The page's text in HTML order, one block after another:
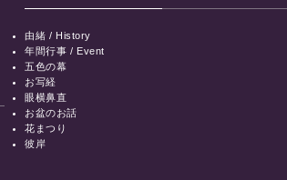
由緒 / History
年間行事 / Event
五色の幕
お写経
眼横鼻直
お盆のお話
花まつり
彼岸